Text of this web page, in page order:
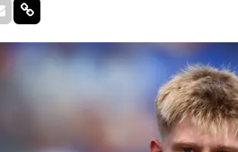
op Twitter
Delen via Mail
Delen via link